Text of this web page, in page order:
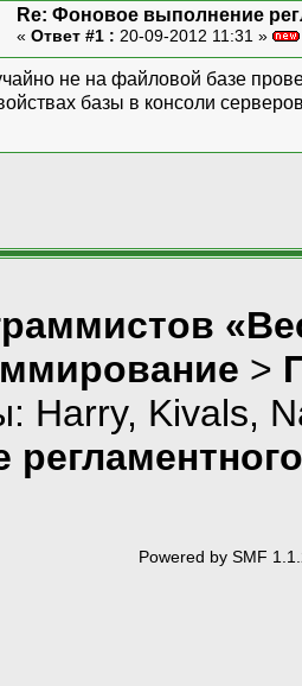
Re: Фоновое выполнение
« Ответ #1 : 20-09-2012 11:31 »
не на файловой базе
базы в консоли
>
Harry, Kivals,
Powered by SMF